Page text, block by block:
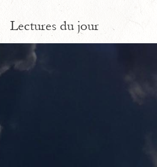
Lectures du jour